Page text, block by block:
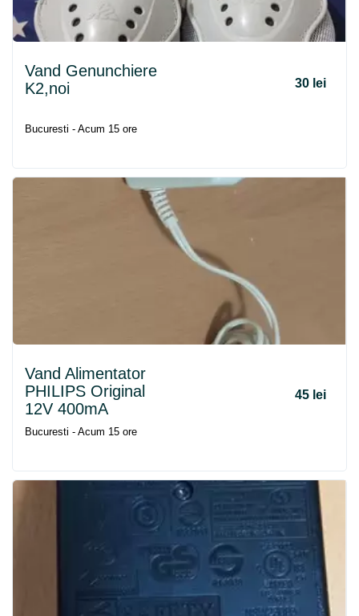
Vand Genunchiere
K2,noi
30 lei
Bucuresti - Acum 15 ore
Vand Alimentator
PHILIPS Original
12V 400mA
45 lei
Bucuresti - Acum 15 ore